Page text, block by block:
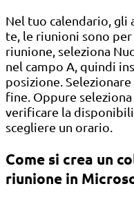
Nel tuo calendario, gli
te, le riunioni sono
riunione, seleziona
nel campo A, quindi
posizione. Selezionare
fine. Oppure
verificare la
scegliere un orario.
Come si crea un
riunione in